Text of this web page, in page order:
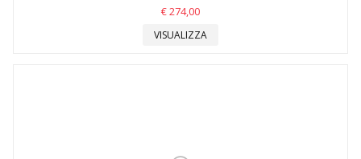
€ 274,00
VISUALIZZA